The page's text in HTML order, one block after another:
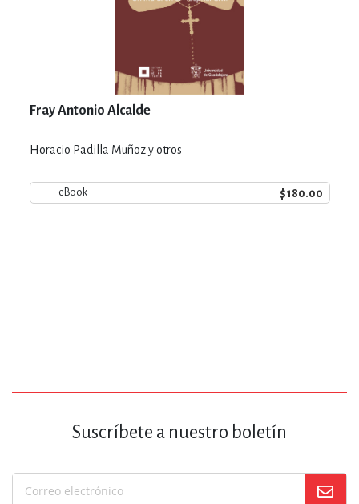
Fray Antonio Alcalde
Horacio Padilla Muñoz y otros
eBook $180.00
Suscríbete a nuestro boletín
Suscríbase